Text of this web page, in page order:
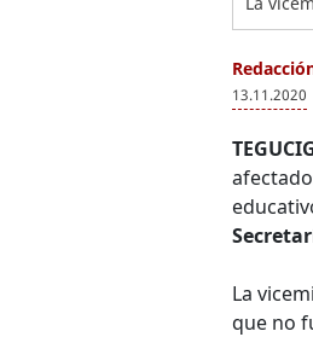
13.11.2020
La
que no